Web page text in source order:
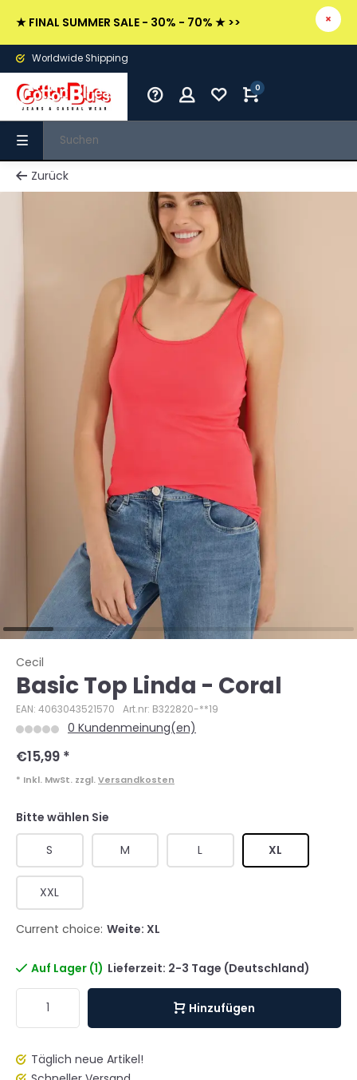
★ FINAL SUMMER SALE - 30% - 70% ★ >>
Worldwide Shipping
0
Zurück
Cecil
Basic Top Linda - Coral
EAN: 4063043521570 Art.nr: B322820-**19
0 Kundenmeinung(en)
€15,99 *
* Inkl. MwSt. zzgl. Versandkosten
Bitte wählen Sie
S M L XL
XXL
Current choice: Weite: XL
Auf Lager (1) Lieferzeit: 2-3 Tage (Deutschland)
Hinzufügen
Täglich neue Artikel!